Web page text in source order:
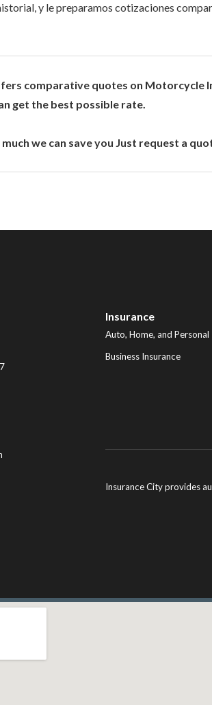
y le preparamos cotizaciones
comparative quotes on Motorcycle
get the best possible rate.
we can save you Just request a
Insurance
Auto, Home, and Personal
Business Insurance
Insurance City provides